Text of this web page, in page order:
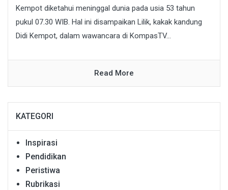
Kempot diketahui meninggal dunia pada usia 53 tahun
pukul 07.30 WIB. Hal ini disampaikan Lilik, kakak kandung
Didi Kempot, dalam wawancara di KompasTV...
Read More
KATEGORI
Inspirasi
Pendidikan
Peristiwa
Rubrikasi